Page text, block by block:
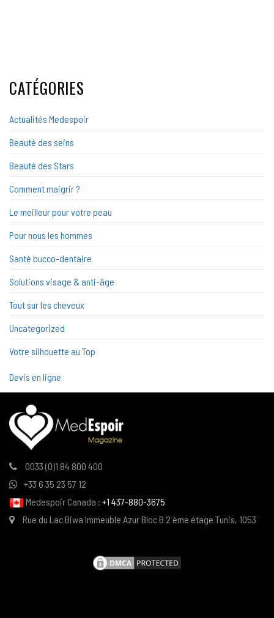
CATÉGORIES
Actualités Medespoir
Beauté des seins
Beauté des Stars
Comment maigrir ?
Le meilleur pour votre peau
Pour nous les hommes
Santé bucco-dentaire
Solutions visage & anti-âge
Tout sur les cheveux
Uncategorized
Votre silhouette au Top
Devis en ligne
0033 (0)1 84 800 400
+33 6 35 23 57 12
Medespoir Canada : +1 437-880-3675
Rue du Lac Biwa Immeuble Azur Bloc B 2 ème étage Tunis, 1053